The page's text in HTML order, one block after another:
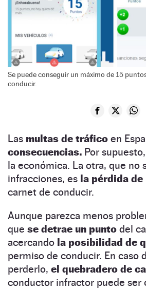
Se puede conseguir un máximo de 15
conducir.
Las multas de tráfico en
consecuencias. Por
la económica. La otra, que no
infracciones, es la pérdida
carnet de conducir.
Aunque parezca menos
que se detrae un punto del
acercando la posibilidad de
permiso de conducir. En caso
perderlo, el quebradero de
conductor infractor puede ser